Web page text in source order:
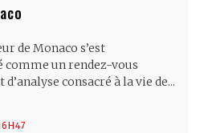
de Monaco s’est
un rendez-vous
consacré à la vie de...